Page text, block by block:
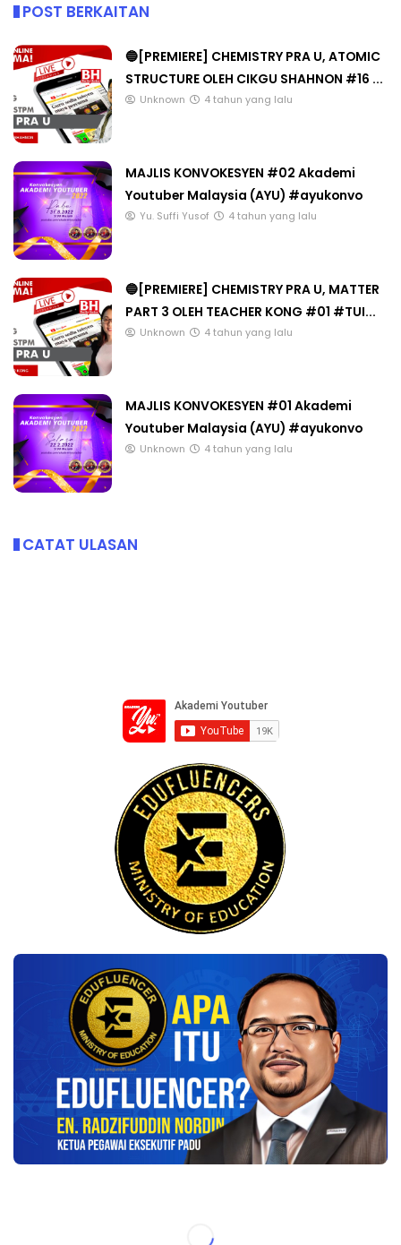
POST BERKAITAN
🔵[PREMIERE] CHEMISTRY PRA U, ATOMIC
STRUCTURE OLEH CIKGU SHAHNON #16 ...
Unknown 4 tahun yang lalu
MAJLIS KONVOKESYEN #02 Akademi
Youtuber Malaysia (AYU) #ayukonvo
Yu. Suffi Yusof 4 tahun yang lalu
🔵[PREMIERE] CHEMISTRY PRA U, MATTER
PART 3 OLEH TEACHER KONG #01 #TUI...
Unknown 4 tahun yang lalu
MAJLIS KONVOKESYEN #01 Akademi
Youtuber Malaysia (AYU) #ayukonvo
Unknown 4 tahun yang lalu
CATAT ULASAN